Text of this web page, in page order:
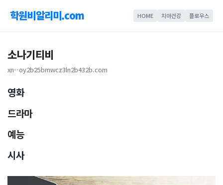
학원비알리미.com HOME 치아건강 플로우스
소나기티비
xn--oy2b25bmwcz3ln2b432b.com
영화
드라마
예능
시사